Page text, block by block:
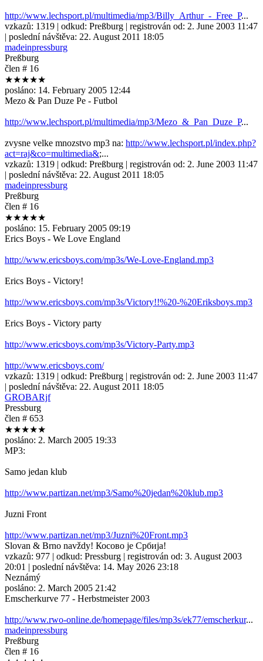
http://www.lechsport.pl/multimedia/mp3/Billy_Arthur_-_Free_P...
vzkazů: 1319 | odkud: Preßburg | registrován od: 2. June 2003 11:47
| poslední návštěva: 22. August 2011 18:05
madeinpressburg
Preßburg
člen # 16
★★★★★
posláno: 14. February 2005 12:44
Mezo & Pan Duze Pe - Futbol
http://www.lechsport.pl/multimedia/mp3/Mezo_&_Pan_Duze_P...
zvysne velke mnozstvo mp3 na: http://www.lechsport.pl/index.php?
act=raj&co=multimedia&;...
vzkazů: 1319 | odkud: Preßburg | registrován od: 2. June 2003 11:47
| poslední návštěva: 22. August 2011 18:05
madeinpressburg
Preßburg
člen # 16
★★★★★
posláno: 15. February 2005 09:19
Erics Boys - We Love England
http://www.ericsboys.com/mp3s/We-Love-England.mp3
Erics Boys - Victory!
http://www.ericsboys.com/mp3s/Victory!!%20-%20Eriksboys.mp3
Erics Boys - Victory party
http://www.ericsboys.com/mp3s/Victory-Party.mp3
http://www.ericsboys.com/
vzkazů: 1319 | odkud: Preßburg | registrován od: 2. June 2003 11:47
| poslední návštěva: 22. August 2011 18:05
GROBARjf
Pressburg
člen # 653
★★★★★
posláno: 2. March 2005 19:33
MP3:
Samo jedan klub
http://www.partizan.net/mp3/Samo%20jedan%20klub.mp3
Juzni Front
http://www.partizan.net/mp3/Juzni%20Front.mp3
Slovan & Brno navždy! Косово је Србија!
vzkazů: 977 | odkud: Pressburg | registrován od: 3. August 2003
20:01 | poslední návštěva: 14. May 2026 23:18
Neznámý
posláno: 2. March 2005 21:42
Emscherkurve 77 - Herbstmeister 2003
http://www.rwo-online.de/homepage/files/mp3s/ek77/emscherkur...
madeinpressburg
Preßburg
člen # 16